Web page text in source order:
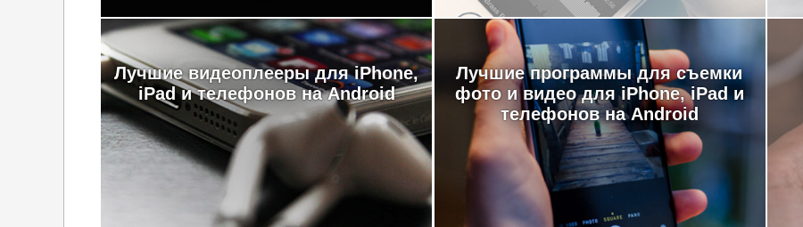
Лучшие видеоплееры для iPhone,
iPad и телефонов на Android
Лучшие программы для съемки
фото и видео для iPhone, iPad и
телефонов на Android